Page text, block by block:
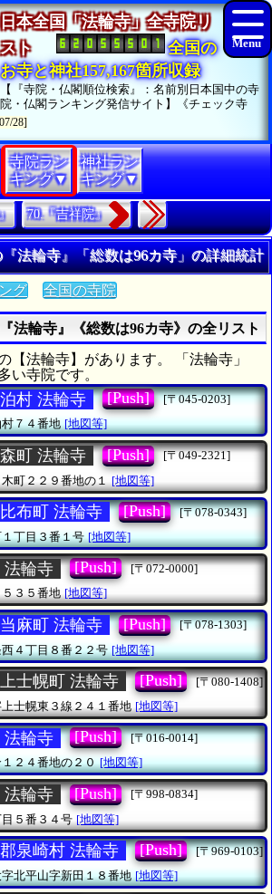
日本全国「法輪寺」全寺院リ
スト
全国の
お寺と神社157,167箇所収録
【『寺院・仏閣順位検索』：名前別日本国中の寺
院・仏閣ランキング発信サイト】《チェック寺
28]
寺院ラン
キング▼
神社ラン
キング▼
70.『吉祥院』
法輪寺』「総数は96カ寺」の詳細統計
グ 全国の寺院
法輪寺』《総数は96カ寺》の全リスト
【法輪寺】があります。 「法輪寺」
い寺院です。
村 法輪寺 [Push]
[〒045-0203]
７４番地 [地図等]
町 法輪寺 [Push]
[〒049-2321]
町２２９番地の１ [地図等]
布町 法輪寺 [Push]
[〒078-0343]
丁目３番１号 [地図等]
法輪寺 [Push]
[〒072-0000]
３５番地 [地図等]
麻町 法輪寺 [Push]
[〒078-1303]
４丁目８番２２号 [地図等]
士幌町 法輪寺 [Push]
[〒080-1408]
士幌東３線２４１番地 [地図等]
法輪寺 [Push]
[〒016-0014]
２４番地の２０ [地図等]
法輪寺 [Push]
[〒998-0834]
５番３４号 [地図等]
泉崎村 法輪寺 [Push]
[〒969-0103]
北平山字新田１８番地 [地図等]